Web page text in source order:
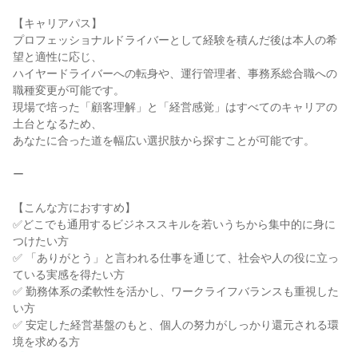
【キャリアパス】
プロフェッショナルドライバーとして経験を積んだ後は本人の希
望と適性に応じ、
ハイヤードライバーへの転身や、運行管理者、事務系総合職への
職種変更が可能です。
現場で培った「顧客理解」と「経営感覚」はすべてのキャリアの
土台となるため、
あなたに合った道を幅広い選択肢から探すことが可能です。
ー
【こんな方におすすめ】
✅どこでも通用するビジネススキルを若いうちから集中的に身に
つけたい方
✅ 「ありがとう」と言われる仕事を通じて、社会や人の役に立っ
ている実感を得たい方
✅ 勤務体系の柔軟性を活かし、ワークライフバランスも重視した
い方
✅ 安定した経営基盤のもと、個人の努力がしっかり還元される環
境を求める方